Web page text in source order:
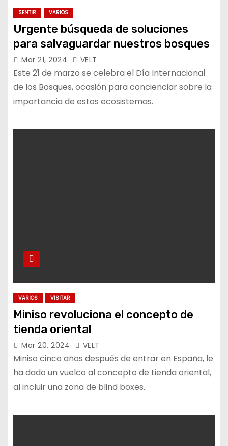
SENTIR VARIOS
Urgente búsqueda de soluciones
para salvaguardar nuestros bosques
Mar 21, 2024 VELT
Este 21 de marzo se celebra el Día Internacional
de los Bosques, ocasión para concienciar sobre la
importancia de estos ecosistemas.
VARIOS VISITAR
Miniso revoluciona el concepto de
tienda oriental
Mar 20, 2024 VELT
Miniso cinco años después de entrar en España, le
ha dado un vuelco al concepto de tienda oriental,
al incluir una zona de blind boxes.